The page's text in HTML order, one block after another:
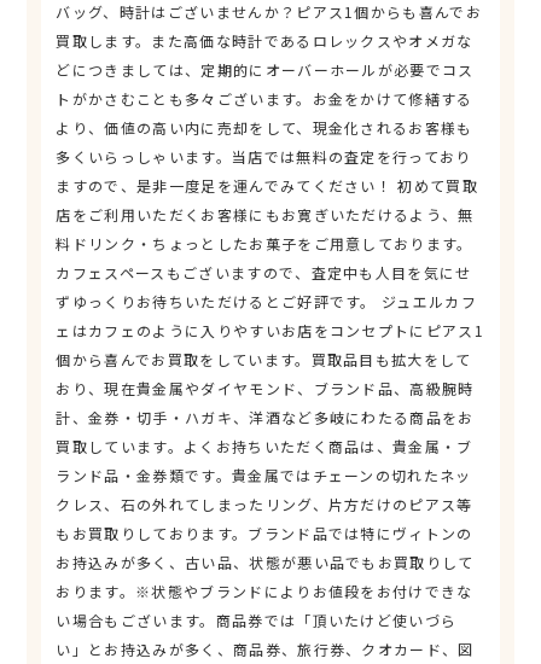
バッグ、時計はございませんか？ピアス1個からも喜んでお
買取します。また高価な時計であるロレックスやオメガな
どにつきましては、定期的にオーバーホールが必要でコス
トがかさむことも多々ございます。お金をかけて修繕する
より、価値の高い内に売却をして、現金化されるお客様も
多くいらっしゃいます。当店では無料の査定を行っており
ますので、是非一度足を運んでみてください！ 初めて買取
店をご利用いただくお客様にもお寛ぎいただけるよう、無
料ドリンク・ちょっとしたお菓子をご用意しております。
カフェスペースもございますので、査定中も人目を気にせ
ずゆっくりお待ちいただけるとご好評です。 ジュエルカフ
ェはカフェのように入りやすいお店をコンセプトにピアス1
個から喜んでお買取をしています。買取品目も拡大をして
おり、現在貴金属やダイヤモンド、ブランド品、高級腕時
計、金券・切手・ハガキ、洋酒など多岐にわたる商品をお
買取しています。よくお持ちいただく商品は、貴金属・ブ
ランド品・金券類です。貴金属ではチェーンの切れたネッ
クレス、石の外れてしまったリング、片方だけのピアス等
もお買取りしております。ブランド品では特にヴィトンの
お持込みが多く、古い品、状態が悪い品でもお買取りして
おります。※状態やブランドによりお値段をお付けできな
い場合もございます。商品券では「頂いたけど使いづら
い」とお持込みが多く、商品券、旅行券、クオカード、図